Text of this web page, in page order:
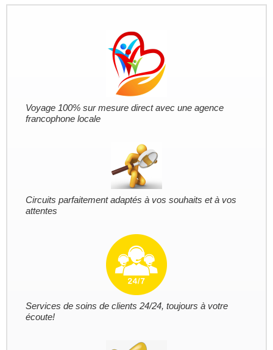
Voyage 100% sur mesure direct avec une agence
francophone locale
Circuits parfaitement adaptés à vos souhaits et à vos
attentes
Services de soins de clients 24/24, toujours à votre
écoute!